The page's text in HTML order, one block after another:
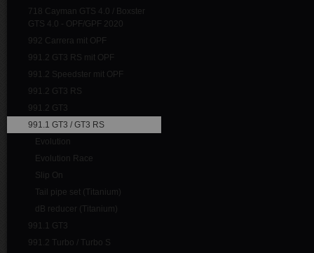
718 Cayman GTS 4.0 / Boxster
GTS 4.0 - OPF/GPF 2020
992 Carrera mit OPF
991.2 GT3 RS mit OPF
991.2 Speedster mit OPF
991.2 GT3 RS
991.2 GT3
991.1 GT3 / GT3 RS
Evolution
Evolution Race
Slip On
Tail pipe set (Titanium)
dB reducer (Titanium)
991.1 GT3
991.2 Turbo / Turbo S